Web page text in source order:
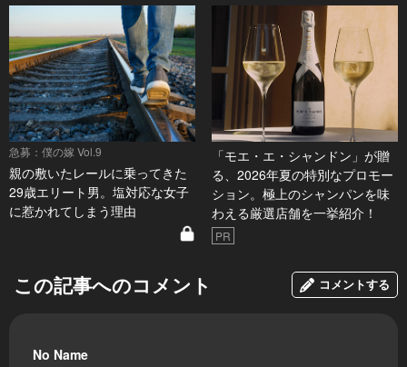
急募：僕の嫁 Vol.9
親の敷いたレールに乗ってきた
29歳エリート男。塩対応な女子
に惹かれてしまう理由
「モエ・エ・シャンドン」が贈
る、2026年夏の特別なプロモー
ション。極上のシャンパンを味
わえる厳選店舗を一挙紹介！
PR
この記事へのコメント コメントする
No Name